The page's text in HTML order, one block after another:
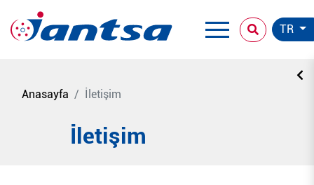
TR
Anasayfa İletişim
İletişim